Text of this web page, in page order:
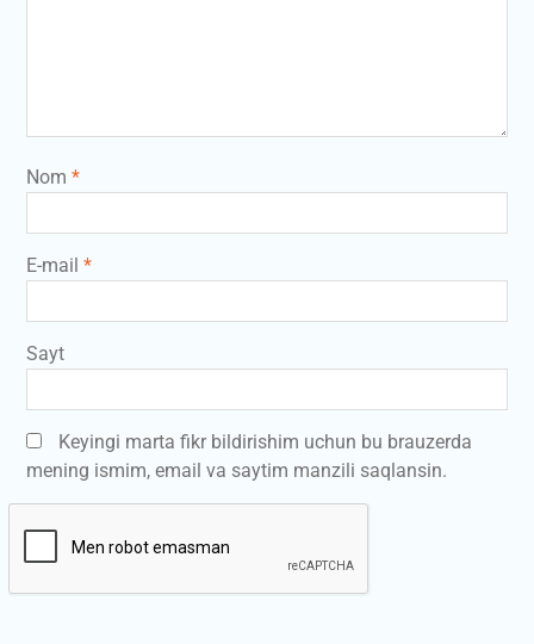
Nom *
E-mail *
Sayt
Keyingi marta fikr bildirishim uchun bu brauzerda
mening ismim, email va saytim manzili saqlansin.